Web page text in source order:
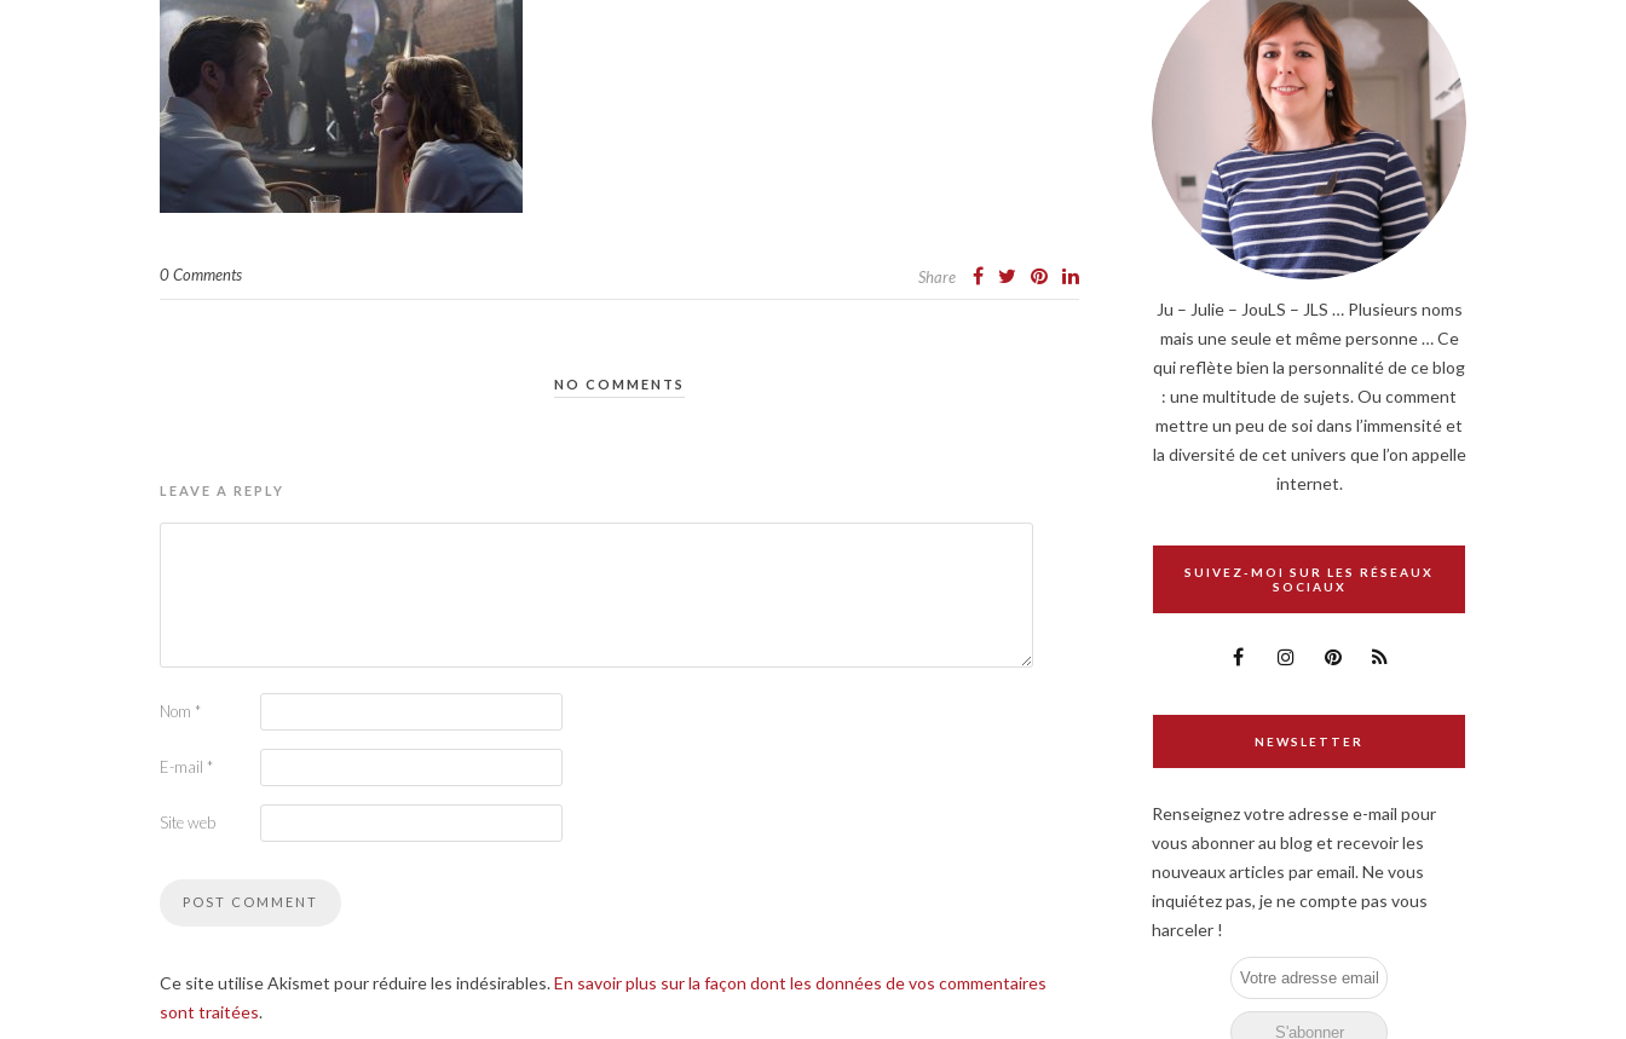
0 Comments Share
NO COMMENTS
LEAVE A REPLY
Nom *
E-mail *
Site web
Ce site utilise Akismet pour réduire les indésirables.En savoir plus sur la façon dont les données de vos commentaires
sont traitées.
Ju – Julie – JouLS – JLS … Plusieurs noms
mais une seule et même personne … Ce
qui reflète bien la personnalité de ce blog
: une multitude de sujets. Ou comment
mettre un peu de soi dans l’immensité et
la diversité de cet univers que l’on appelle
internet.
SUIVEZ-MOI SUR LES RÉSEAUX
SOCIAUX
NEWSLETTER
Renseignez votre adresse e-mail pour
vous abonner au blog et recevoir les
nouveaux articles par email. Ne vous
inquiétez pas, je ne compte pas vous
harceler !